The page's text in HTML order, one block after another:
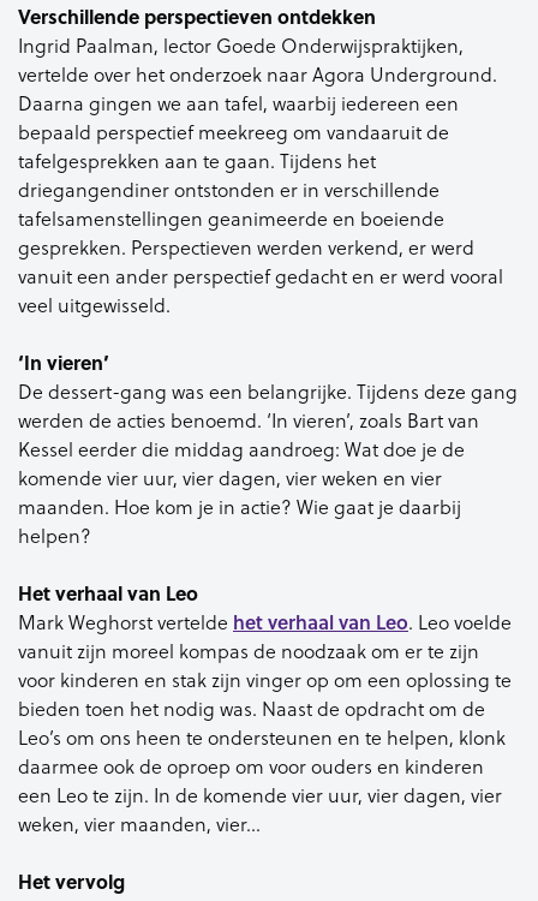
Verschillende perspectieven ontdekken
Ingrid Paalman, lector Goede Onderwijspraktijken,
vertelde over het onderzoek naar Agora Underground.
Daarna gingen we aan tafel, waarbij iedereen een
bepaald perspectief meekreeg om vandaaruit de
tafelgesprekken aan te gaan. Tijdens het
driegangendiner ontstonden er in verschillende
tafelsamenstellingen geanimeerde en boeiende
gesprekken. Perspectieven werden verkend, er werd
vanuit een ander perspectief gedacht en er werd vooral
veel uitgewisseld.
‘In vieren’
De dessert-gang was een belangrijke. Tijdens deze gang
werden de acties benoemd. ‘In vieren’, zoals Bart van
Kessel eerder die middag aandroeg: Wat doe je de
komende vier uur, vier dagen, vier weken en vier
maanden. Hoe kom je in actie? Wie gaat je daarbij
helpen?
Het verhaal van Leo
Mark Weghorst vertelde het verhaal van Leo. Leo voelde
vanuit zijn moreel kompas de noodzaak om er te zijn
voor kinderen en stak zijn vinger op om een oplossing te
bieden toen het nodig was. Naast de opdracht om de
Leo’s om ons heen te ondersteunen en te helpen, klonk
daarmee ook de oproep om voor ouders en kinderen
een Leo te zijn. In de komende vier uur, vier dagen, vier
weken, vier maanden, vier…
Het vervolg